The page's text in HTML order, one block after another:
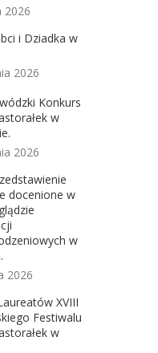
2026
i Dziadka w
2026
Konkurs
w
2026
docenione w
w
2026
XVIII
Festiwalu
w